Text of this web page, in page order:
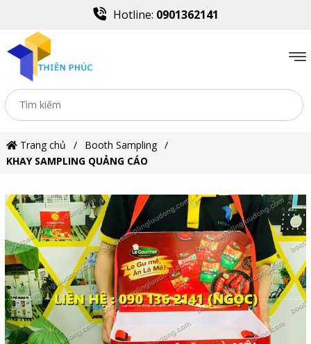
Hotline: 0901362141
Trang chủ
Booth Sampling
KHAY SAMPLING QUẢNG CÁO